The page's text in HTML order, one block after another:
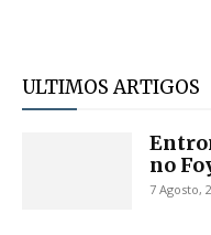
ULTIMOS ARTIGOS
no
7 Agosto,